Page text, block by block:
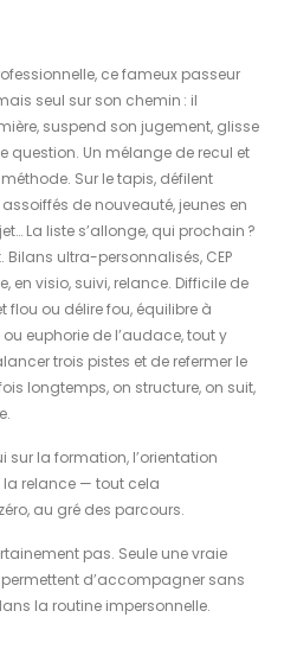
ce fameux passeur
seul sur son chemin : il
suspend son jugement, glisse
question. Un mélange de recul et
Sur le tapis, défilent
de nouveauté, jeunes en
La liste s’allonge, qui prochain ?
Bilans ultra-personnalisés, CEP
en visio, suivi, relance. Difficile de
flou ou délire fou, équilibre à
euphorie de l’audace, tout y
trois pistes et de refermer le
longtemps, on structure, on suit,
sur la formation, l’orientation
la relance — tout cela
au gré des parcours.
pas. Seule une vraie
d’accompagner sans
la routine impersonnelle.